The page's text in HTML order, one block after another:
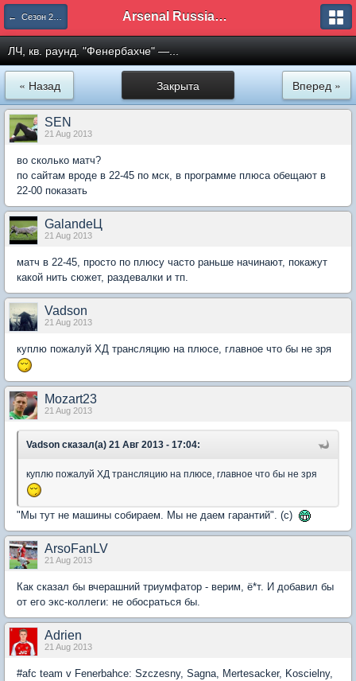
← Сезон 2013/14 Arsenal Russian Speaking Supporters Club
ЛЧ, кв. раунд. "Фенербахче" —...
Закрыта
« Назад Вперед »
SEN
21 Aug 2013
во сколько матч?
по сайтам вроде в 22-45 по мск, в программе плюса обещают в
22-00 показать
GalandeЦ
21 Aug 2013
матч в 22-45, просто по плюсу часто раньше начинают, покажут
какой нить сюжет, раздевалки и тп.
Vadson
21 Aug 2013
куплю пожалуй ХД трансляцию на плюсе, главное что бы не зря
Mozart23
21 Aug 2013
Vadson сказал(а) 21 Авг 2013 - 17:04:
куплю пожалуй ХД трансляцию на плюсе, главное что бы не зря
"Мы тут не машины собираем. Мы не даем гарантий". (с)
ArsoFanLV
21 Aug 2013
Как сказал бы вчерашний триумфатор - верим, ё*т. И добавил бы
от его экс-коллеги: не обосраться бы.
Adrien
21 Aug 2013
#afc team v Fenerbahce: Szczesny, Sagna, Mertesacker, Koscielny,